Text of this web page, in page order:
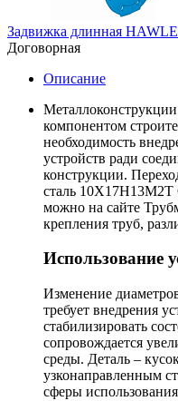
Задвижка длинная
Договорная
Описание
компонентом
необходимость
устройств ради
конструкции.
сталь 10Х17Н13М2Т
можно на сайте
крепления труб,
Использование
Изменение
требует внедрения
стабилизировать
сопровождается
среды. Деталь –
узконаправленным
сферы